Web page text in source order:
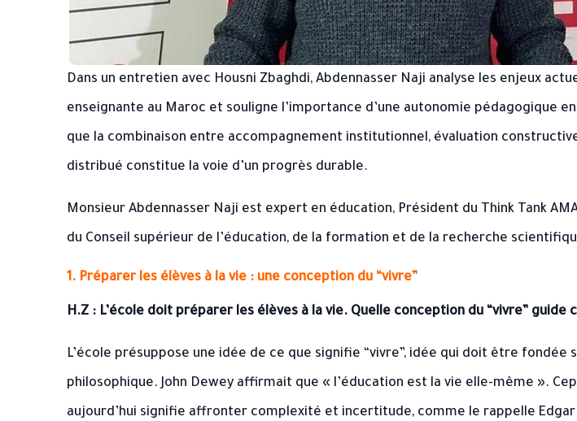
Dans un entretien avec Housni Zbaghdi, Abdennasser Naji analyse les enjeux
enseignante au Maroc et souligne l’importance d’une autonomie pédagogique
que la combinaison entre accompagnement institutionnel, évaluation
distribué constitue la voie d’un progrès durable.
Monsieur Abdennasser Naji est expert en éducation, Président du Think Tank
du Conseil supérieur de l’éducation, de la formation et de la recherche
1. Préparer les élèves à la vie : une conception du “vivre”
H.Z : L’école doit préparer les élèves à la vie. Quelle conception du “vivre” guide
L’école présuppose une idée de ce que signifie “vivre”, idée qui doit être fondée
philosophique. John Dewey affirmait que « l’éducation est la vie elle-même ».
aujourd’hui signifie affronter complexité et incertitude, comme le rappelle